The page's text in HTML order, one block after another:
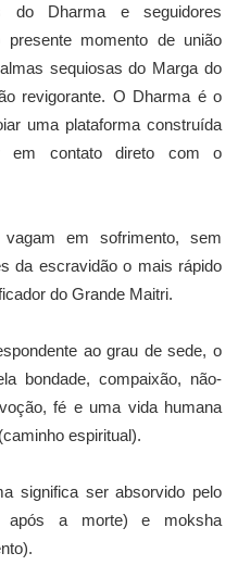
do Dharma e seguidores
presente momento de união
sequiosas do Marga do
revigorante. O Dharma é o
uma plataforma construída
contato direto com o
em sofrimento, sem
da escravidão o mais rápido
do Grande Maitri.
ao grau de sede, o
bondade, compaixão, não-
fé e uma vida humana
espiritual).
significa ser absorvido pelo
após a morte) e moksha